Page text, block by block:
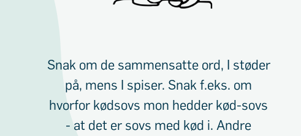
Snak om de sammensatte ord, I støder
på, mens I spiser. Snak f.eks. om
hvorfor kødsovs mon hedder kød-sovs
- at det er sovs med kød i. Andre